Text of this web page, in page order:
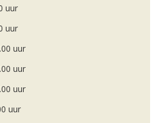
uur
uur
uur
uur
uur
uur